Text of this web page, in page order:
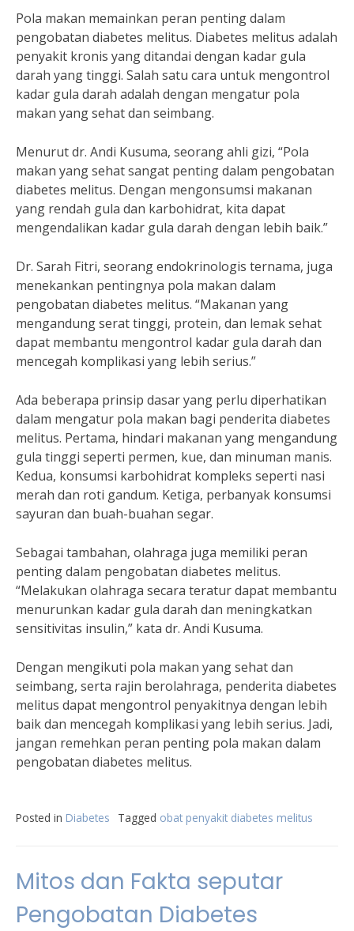
Pola makan memainkan peran penting dalam
pengobatan diabetes melitus. Diabetes melitus adalah
penyakit kronis yang ditandai dengan kadar gula
darah yang tinggi. Salah satu cara untuk mengontrol
kadar gula darah adalah dengan mengatur pola
makan yang sehat dan seimbang.
Menurut dr. Andi Kusuma, seorang ahli gizi, “Pola
makan yang sehat sangat penting dalam pengobatan
diabetes melitus. Dengan mengonsumsi makanan
yang rendah gula dan karbohidrat, kita dapat
mengendalikan kadar gula darah dengan lebih baik.”
Dr. Sarah Fitri, seorang endokrinologis ternama, juga
menekankan pentingnya pola makan dalam
pengobatan diabetes melitus. “Makanan yang
mengandung serat tinggi, protein, dan lemak sehat
dapat membantu mengontrol kadar gula darah dan
mencegah komplikasi yang lebih serius.”
Ada beberapa prinsip dasar yang perlu diperhatikan
dalam mengatur pola makan bagi penderita diabetes
melitus. Pertama, hindari makanan yang mengandung
gula tinggi seperti permen, kue, dan minuman manis.
Kedua, konsumsi karbohidrat kompleks seperti nasi
merah dan roti gandum. Ketiga, perbanyak konsumsi
sayuran dan buah-buahan segar.
Sebagai tambahan, olahraga juga memiliki peran
penting dalam pengobatan diabetes melitus.
“Melakukan olahraga secara teratur dapat membantu
menurunkan kadar gula darah dan meningkatkan
sensitivitas insulin,” kata dr. Andi Kusuma.
Dengan mengikuti pola makan yang sehat dan
seimbang, serta rajin berolahraga, penderita diabetes
melitus dapat mengontrol penyakitnya dengan lebih
baik dan mencegah komplikasi yang lebih serius. Jadi,
jangan remehkan peran penting pola makan dalam
pengobatan diabetes melitus.
Posted in Diabetes Tagged obat penyakit diabetes melitus
Mitos dan Fakta seputar
Pengobatan Diabetes